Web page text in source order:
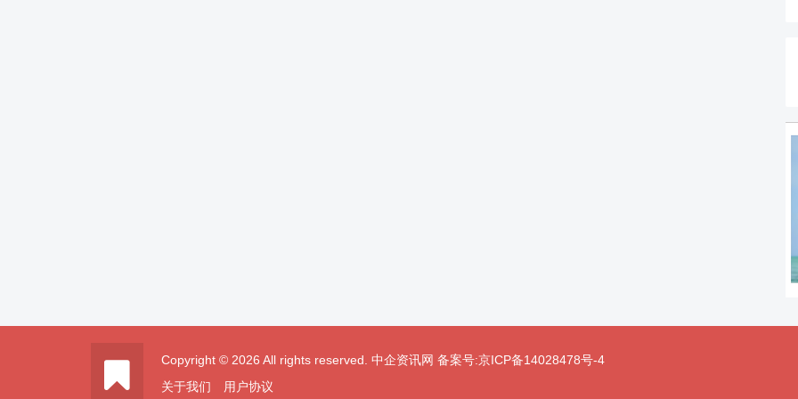
Copyright © 2026 All rights reserved. 中企资讯网 备案号:京ICP备14028478号-4
关于我们
用户协议